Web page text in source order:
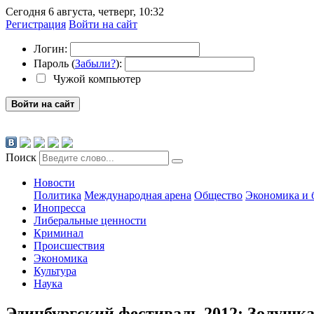
Сегодня 6 августа, четверг, 10:32
Регистрация Войти на сайт
Логин:
Пароль (Забыли?):
Чужой компьютер
Войти на сайт
Поиск
Новости
Политика Международная арена Общество Экономика и
Инопресса
Либеральные ценности
Криминал
Происшествия
Экономика
Культура
Наука